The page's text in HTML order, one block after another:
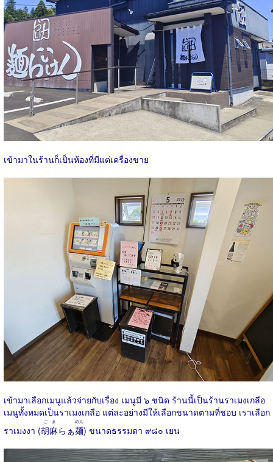
เข้ามาในร้านก็เป็นห้องที่มีแต่เครื่องขาย
เข้ามาเลือกเมนูแล้วจ่ายกับเรื่อง เมนูมี ๖ ชนิด ร้านนี้เป็นร้านราเมงเกลือ
เมนูทั้งหมดเป็นราเมงเกลือ แต่ละอย่างมีให้เลือกขนาดตามที่ชอบ เราเลือก
ราเมงงา (胡麻
ごま
らぁ麺
めん
) ขนาดธรรมดา ๙๘๐ เยน